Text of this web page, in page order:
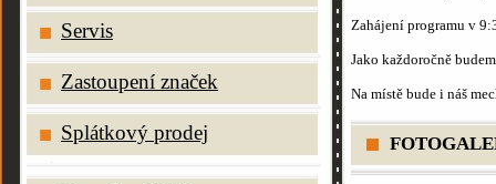
Servis
Zastoupení značek
Splátkový prodej
Zahájení programu v
Jako každoročně
Na místě bude i náš